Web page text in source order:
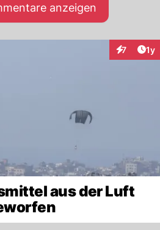
anzeigen
7 1y
aus der Luft